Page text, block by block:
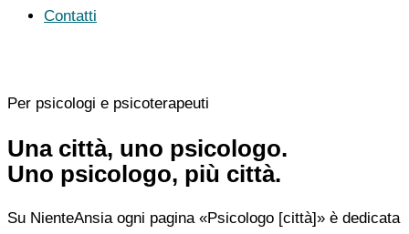
Contatti
Per psicologi e psicoterapeuti
Una città, uno psicologo.
Uno psicologo, più città.
Su NienteAnsia ogni pagina «Psicologo [città]» è dedicata